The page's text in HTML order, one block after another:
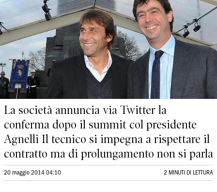
La società annuncia via Twitter la
conferma dopo il summit col presidente
Agnelli Il tecnico si impegna a rispettare il
contratto ma di prolungamento non si parla
20 maggio 2014 04:10 2 MINUTI DI LETTURA